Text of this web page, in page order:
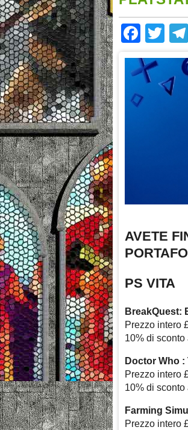
AVETE
PS VITA
BreakQuest:
Prezzo intero
10% di
Doctor Who
Prezzo intero
10% di
Farming
Prezzo intero